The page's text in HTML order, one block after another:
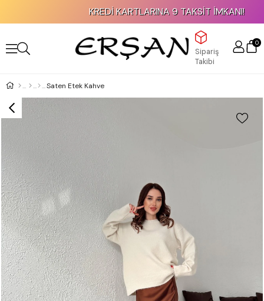
KREDİ KARTLARINA 9 TAKSİT İMKANI!
Sipariş
Takibi
0
Saten Etek Kahve